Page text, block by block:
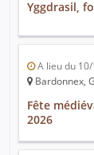
Yggdrasil,
A lieu du
Bardonnex,
Fête
2026